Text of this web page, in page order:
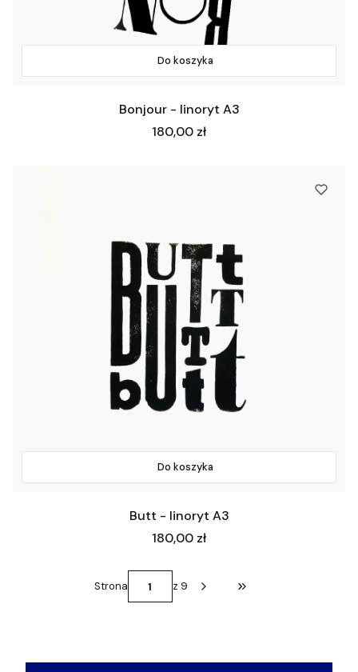
Do koszyka
Bonjour - linoryt A3
Cena
180,00 zł
Do koszyka
Butt - linoryt A3
Cena
180,00 zł
Strona z 9 Przejdź do ostatniej